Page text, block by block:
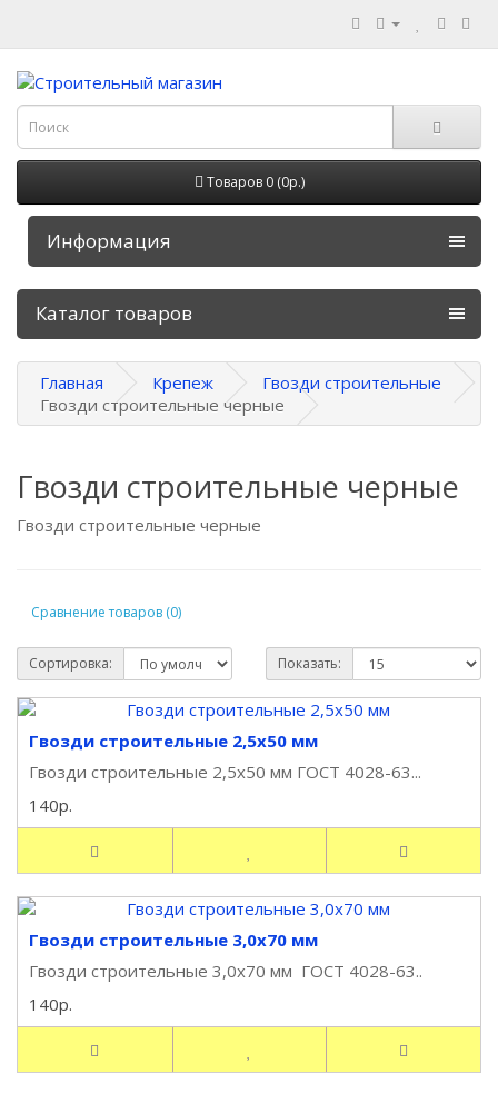
Товаров 0 (0р.)
Информация
Каталог товаров
Главная Крепеж
Гвозди строительные
Гвозди строительные черные
Гвозди строительные черные
Гвозди строительные черные
Сравнение товаров (0)
Сортировка: Показать:
Гвозди строительные 2,5х50 мм
Гвозди строительные 2,5х50 мм ГОСТ 4028-63...
140р.
Гвозди строительные 3,0х70 мм
Гвозди строительные 3,0х70 мм ГОСТ 4028-63..
140р.